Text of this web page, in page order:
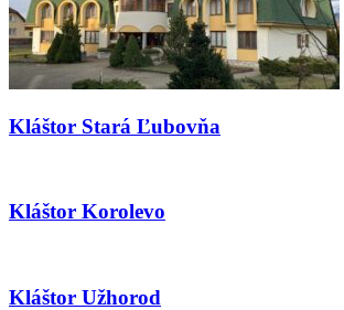
Kláštor Stará Ľubovňa
Kláštor Korolevo
Kláštor Užhorod